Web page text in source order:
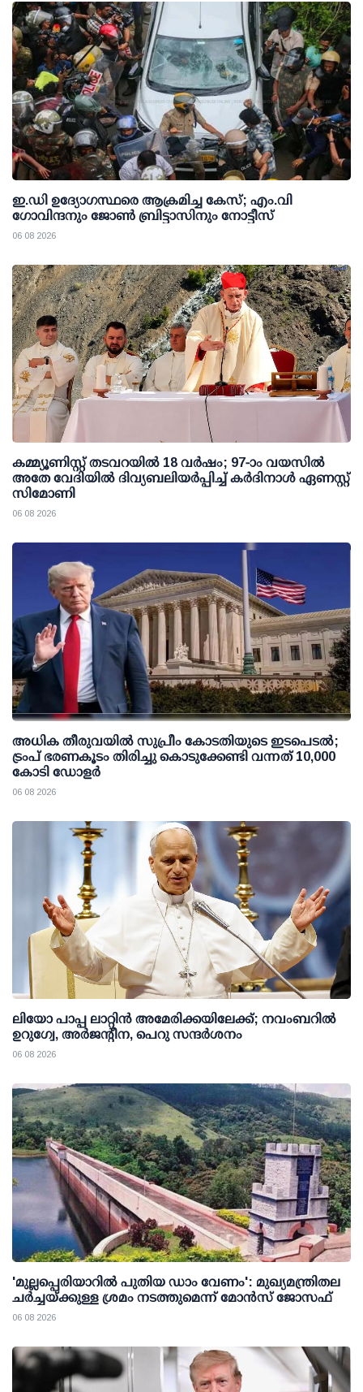
ഇ.ഡി ഉദ്യോഗസ്ഥരെ ആക്രമിച്ച കേസ്; എം.വി
ഗോവിന്ദനും ജോണ്‍ ബ്രിട്ടാസിനും നോട്ടീസ്
06 08 2026
കമ്മ്യൂണിസ്റ്റ് തടവറയില്‍ 18 വര്‍ഷം; 97-ാം വയസില്‍
അതേ വേദിയില്‍ ദിവ്യബലിയര്‍പ്പിച്ച് കര്‍ദിനാള്‍ ഏണസ്റ്റ്
സിമോണി
06 08 2026
അധിക തീരുവയില്‍ സുപ്രീം കോടതിയുടെ ഇടപെടല്‍;
ട്രംപ് ഭരണകൂടം തിരിച്ചു കൊടുക്കേണ്ടി വന്നത് 10,000
കോടി ഡോളര്‍
06 08 2026
ലിയോ പാപ്പ ലാറ്റിൻ അമേരിക്കയിലേക്ക്; നവംബറിൽ
ഉറുഗ്വേ, അർജന്റീന, പെറു സന്ദർശനം
06 08 2026
'മുല്ലപ്പെരിയാറില്‍ പുതിയ ഡാം വേണം': മുഖ്യമന്ത്രിതല
ചര്‍ച്ചയ്ക്കുള്ള ശ്രമം നടത്തുമെന്ന് മോന്‍സ് ജോസഫ്
06 08 2026